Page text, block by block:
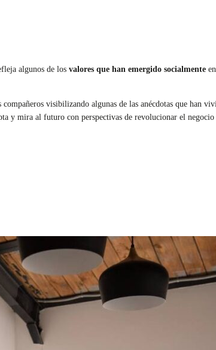
algunos de los valores que han emergido socialmente
visibilizando algunas de las anécdotas que han
y mira al futuro con perspectivas de revolucionar el